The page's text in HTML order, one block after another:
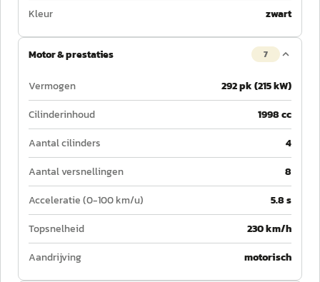
Kleur
zwart
Motor & prestaties 7
Vermogen
292 pk (215 kW)
Cilinderinhoud
1998 cc
Aantal cilinders
4
Aantal versnellingen
8
Acceleratie (0-100 km/u)
5.8 s
Topsnelheid
230 km/h
Aandrijving
motorisch